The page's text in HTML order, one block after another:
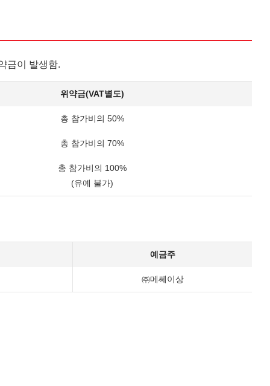
금이 발생함.
위약금(VAT별도)
총 참가비의 50%
총 참가비의 70%
총 참가비의 100%
(유예 불가)
예금주
㈜메쎄이상